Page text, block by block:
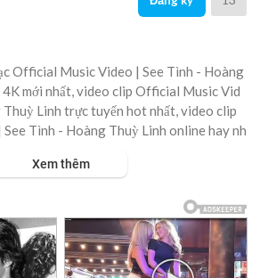
Official Music Video | See Tình - Hoàng
mới nhất, video clip Official Music Vid
Linh trực tuyến hot nhất, video clip
Tình - Hoàng Thuỳ Linh online hay nh
tim” thì hình ảnh miền Tây dưới con mắt
đặc biệt như thế. Thuỷ cung của “See
mà ở sông. Các nàng tiên cá ở đó thì toàn
lóc, hay ba khía. Rừng tràm vốn xanh mướt
Xem thêm